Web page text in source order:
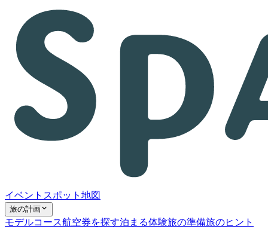
イベント スポット 地図
旅の計画
モデルコース航空券を探す泊まる体験旅の準備旅のヒント